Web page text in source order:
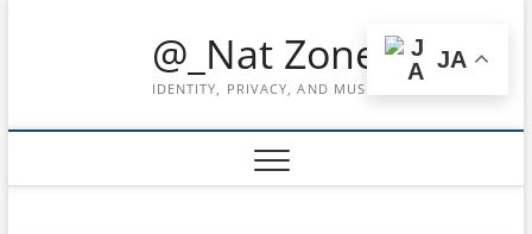
@_Nat Zone
IDENTITY, PRIVACY, AND MUSIC
JA